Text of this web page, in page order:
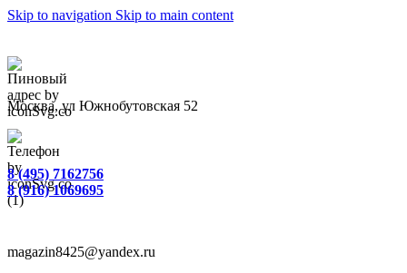
Skip to navigation Skip to main content
Москва, ул Южнобутовская 52
8 (495) 7162756
8 (916) 1069695
magazin8425@yandex.ru